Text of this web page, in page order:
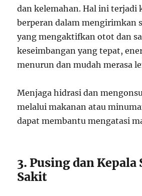
dan kelemahan. Hal ini terjadi
berperan dalam mengirimkan
yang mengaktifkan otot dan
keseimbangan yang tepat,
menurun dan mudah merasa
Menjaga hidrasi dan
melalui makanan atau
dapat membantu mengatasi
3. Pusing dan Kepala
Sakit